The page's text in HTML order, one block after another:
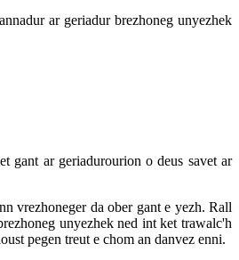
ar geriadur brezhoneg unyezhek
gant ar geriadurourion o deus savet ar
vrezhoneger da ober gant e yezh. Rall
unyezhek ned int ket trawalc'h
pegen treut e chom an danvez enni.